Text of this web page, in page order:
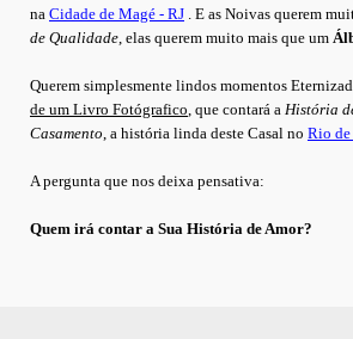
na Cidade de Magé - RJ E as Noivas querem
de Qualidade , elas querem muito mais que um
Querem simplesmente lindos momentos
de um Livro Fotógrafico , que contará a História
Casamento , a história linda deste Casal no Rio de
A pergunta que nos deixa pensativa:
Quem irá contar a Sua História de Amor?